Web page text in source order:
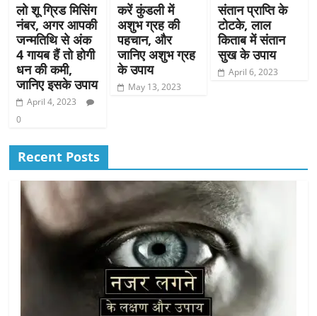
लो शू ग्रिड मिसिंग
नंबर, अगर आपकी
जन्मतिथि से अंक
4 गायब हैं तो होगी
धन की कमी,
जानिए इसके उपाय
April 4, 2023
0
करें कुंडली में
अशुभ ग्रह की
पहचान, और
जानिए अशुभ ग्रह
के उपाय
May 13, 2023
संतान प्राप्ति के
टोटके, लाल
किताब में संतान
सुख के उपाय
April 6, 2023
Recent Posts